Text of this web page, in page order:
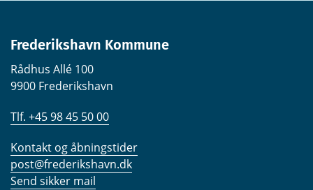
Frederikshavn Kommune
Rådhus Allé 100
9900 Frederikshavn
Tlf. +45 98 45 50 00
Kontakt og åbningstider
post@frederikshavn.dk
Send sikker mail